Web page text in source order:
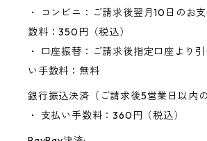
・ コンビニ：ご請求後翌月10日のお
数料：350円（税込）
・ 口座振替：ご請求後指定口座より
い手数料：無料
銀行振込決済（ご請求後5営業日以内
・ 支払い手数料：360円（税込）